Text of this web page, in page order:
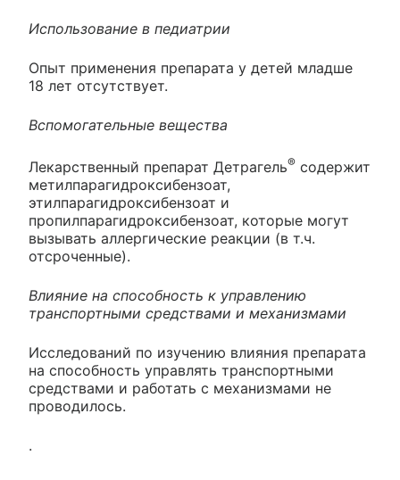
Использование в педиатрии
Опыт применения препарата у детей младше
18 лет отсутствует.
Вспомогательные вещества
Лекарственный препарат Детрагель® содержит
метилпарагидроксибензоат,
этилпарагидроксибензоат и
пропилпарагидроксибензоат, которые могут
вызывать аллергические реакции (в т.ч.
отсроченные).
Влияние на способность к управлению
транспортными средствами и механизмами
Исследований по изучению влияния препарата
на способность управлять транспортными
средствами и работать с механизмами не
проводилось.
.